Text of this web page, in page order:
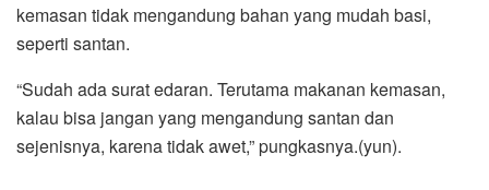
kemasan tidak mengandung bahan yang mudah basi,
seperti santan.
“Sudah ada surat edaran. Terutama makanan kemasan,
kalau bisa jangan yang mengandung santan dan
sejenisnya, karena tidak awet,” pungkasnya.(yun).